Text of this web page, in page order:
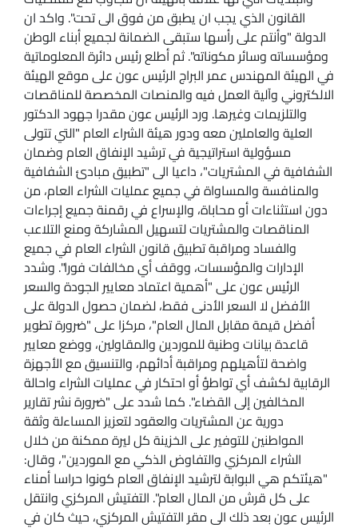
القانون الذي يجب ان يطبق من فوق الى تحت". واكد ان
الدولة "وأنتم على رأسها ستبقى الضمانة لجميع أبناء الوطن
ومؤسساته وسائر مكوناته". ثم أطلع رئيس دائرة المعلوماتية
في الهيئة المهندس عمر البراج الرئيس عون على موقع الهيئة
الالكتروني وآلية العمل فيه والمنصات المخصصة للمناقصات
والتلزيمات وغيرها. ورد الرئيس عون مقدرا جهود الدكتور
العلية والعاملين معه ودور هيئة الشراء العام "التي تتولى
مسؤولية استراتيجية في ترشيد الإنفاق العام وضمان
الشفافية في المشتريات"، داعيا الى "تطبيق مبادئ الشفافية
والمنافسة والمساواة في جميع عمليات الشراء العام، من
دون استثناءات أو محاباة، والإسراع في رقمنة جميع إجراءات
المناقصات والمشتريات لتسهيل المشاركة ومنع التلاعب
والفساد ومراقبة تطبيق قانون الشراء العام في جميع
الإدارات والمؤسسات، ووقف أي مخالفات فورا". وشدد
الرئيس عون على "أهمية اعتماد معايير الجودة والسعر
الأفضل لا السعر الأدنى فقط، لضمان حصول الدولة على
أفضل قيمة مقابل المال العام"، مركزا على "ضرورة تطوير
قاعدة بيانات وطنية للموردين والمقاولين، ووضع معايير
واضحة لتأهيلهم ومراقبة أدائهم، والتنسيق مع الأجهزة
الرقابية لكشف أي تواطؤ أو احتكار في عمليات الشراء واحالة
المخالفين إلى القضاء". كما شدد على "ضرورة نشر تقارير
دورية عن المشتريات والعقود لتعزيز المساءلة وثقة
المواطنين للتوفير على الخزينة كل ليرة ممكنة من خلال
الشراء المركزي والتفاوض الذكي مع الموردين"، وقال:
"هيئتكم هي البوابة لترشيد الإنفاق العام كونوا حراسا أمناء
على كل قرش من المال العام". التفتيش المركزي وانتقل
الرئيس عون بعد ذلك الى مقر التفتيش المركزي، حيث كان في